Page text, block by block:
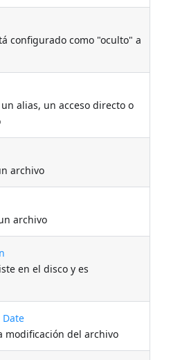
configurado como "oculto" a
alias, un acceso directo o
archivo
archivo
en el disco y es
Date
modificación del archivo